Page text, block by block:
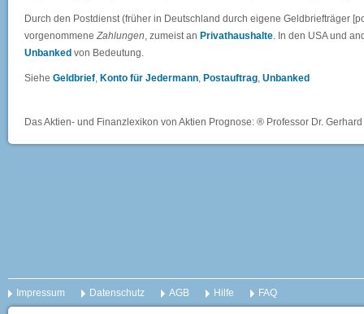
Durch den Postdienst (früher in Deutschland durch eigene Geldbriefträger
vorgenommene Zahlungen, zumeist an Privathaushalte. In den USA und
Unbanked von Bedeutung.
Siehe Geldbrief, Konto für Jedermann, Postauftrag, Unbanked
Das Aktien- und Finanzlexikon von Aktien Prognose: ® Professor Dr.
Impressum Datenschutz AGB Hilfe FAQ